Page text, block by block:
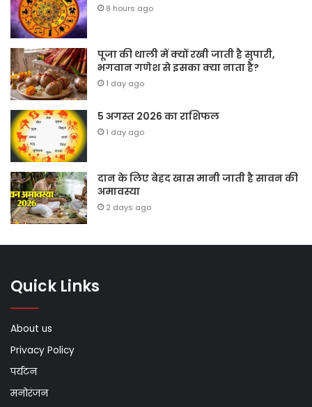
8 hours ago
पूजा की थाली में क्यों रखी जाती है सुपारी,
भगवान गणेश से इसका क्या नाता है?
1 day ago
5 अगस्त 2026 का राशिफल
1 day ago
दान के लिए बेहद खास मानी जाती है सावन की
अमावस्या
2 days ago
Quick Links
About us
Privacy Policy
पर्यटन
मनोरंजन